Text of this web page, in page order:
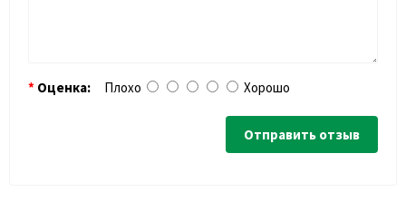
Оценка: Плохо Хорошо
Отправить отзыв